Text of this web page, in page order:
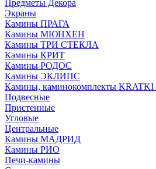
Предметы Декора
Экраны
Камины ПРАГА
Камины МЮНХЕН
Камины ТРИ СТЕКЛА
Камины КРИТ
Камины РОДОС
Камины ЭКЛИПС
Камины, каминокомплекты KRATKI
Подвесные
Пристенные
Угловые
Центральные
Камины МАДРИД
Камины РИО
Печи-камины